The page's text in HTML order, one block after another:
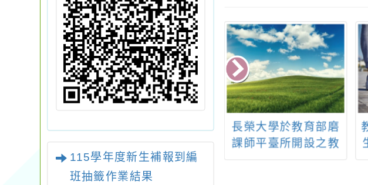
115學年度新生補報到編
班抽籤作業結果
度高級中等學
區完全免試入
注計畫「A1-
流、完免培力
113學年度「國民中小
學閩南語/閩東語沉浸
式教學計畫」成果發
表會
長榮大學於教育部磨
課師平臺所開設之教